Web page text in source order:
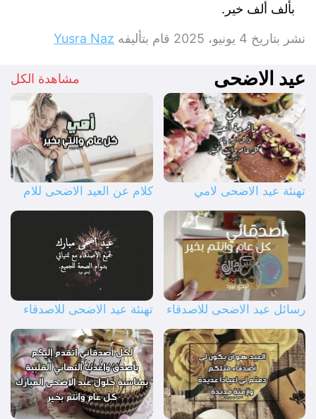
بألف ألف خير.
نشر بتاريخ 4 يونيو، 2025 قام بتأليفه Yusra Naz
عيد الاضحى مشاهدة الكل
تهنئة عيد الاضحى لامي كلام عن العيد الاضحى للام
رسائل عيد الاضحى للاصدقاء تهنئة عيد الاضحى للاصدقاء